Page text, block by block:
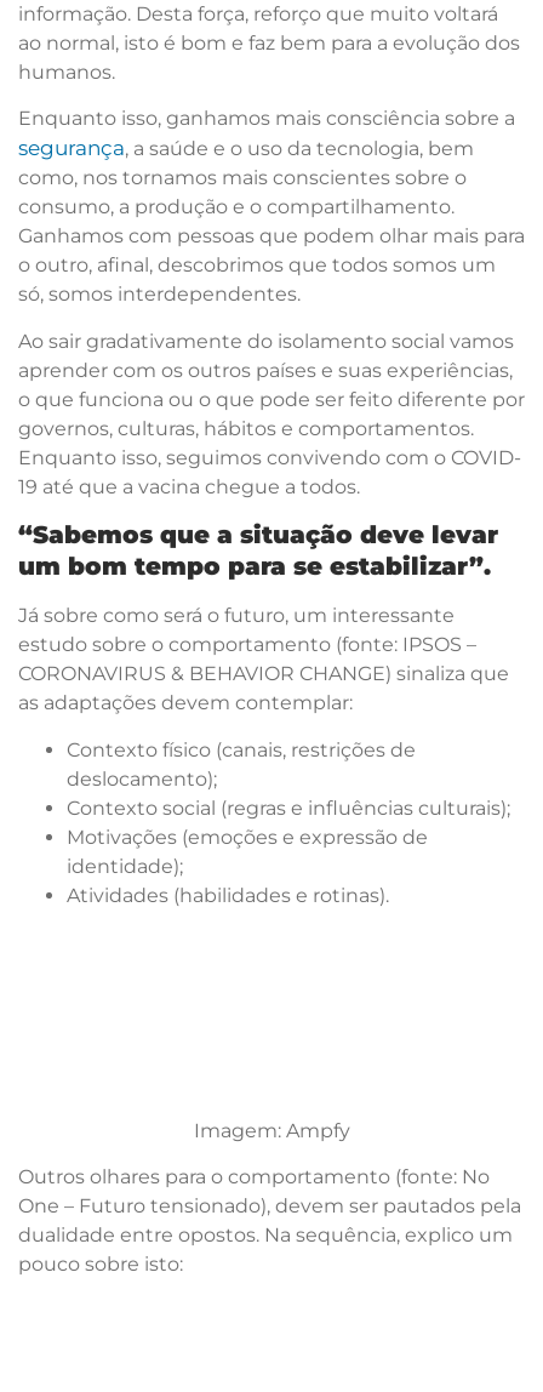
informação. Desta força, reforço que muito voltará
ao normal, isto é bom e faz bem para a evolução dos
humanos.
Enquanto isso, ganhamos mais consciência sobre a
segurança, a saúde e o uso da tecnologia, bem
como, nos tornamos mais conscientes sobre o
consumo, a produção e o compartilhamento.
Ganhamos com pessoas que podem olhar mais para
o outro, afinal, descobrimos que todos somos um
só, somos interdependentes.
Ao sair gradativamente do isolamento social vamos
aprender com os outros países e suas experiências,
o que funciona ou o que pode ser feito diferente por
governos, culturas, hábitos e comportamentos.
Enquanto isso, seguimos convivendo com o COVID-
19 até que a vacina chegue a todos.
“Sabemos que a situação deve levar
um bom tempo para se estabilizar”.
Já sobre como será o futuro, um interessante
estudo sobre o comportamento (fonte: IPSOS –
CORONAVIRUS & BEHAVIOR CHANGE) sinaliza que
as adaptações devem contemplar:
Contexto físico (canais, restrições de
deslocamento);
Contexto social (regras e influências culturais);
Motivações (emoções e expressão de
identidade);
Atividades (habilidades e rotinas).
Imagem: Ampfy
Outros olhares para o comportamento (fonte: No
One – Futuro tensionado), devem ser pautados pela
dualidade entre opostos. Na sequência, explico um
pouco sobre isto: